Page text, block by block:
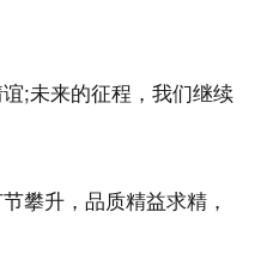
;未来的征程，我们继续
攀升，品质精益求精，